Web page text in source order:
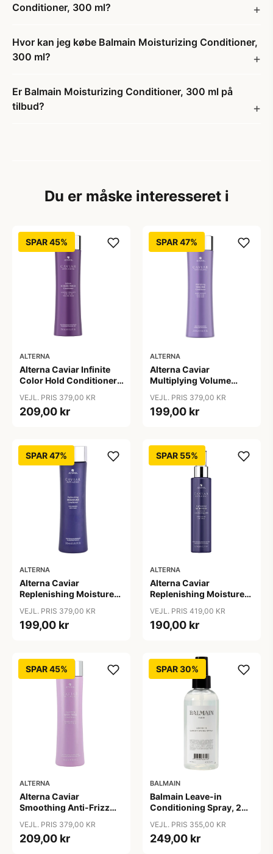
Conditioner, 300 ml?
Hvor kan jeg købe Balmain Moisturizing Conditioner,
300 ml?
Er Balmain Moisturizing Conditioner, 300 ml på
tilbud?
Du er måske interesseret i
SPAR 45%
ALTERNA
Alterna Caviar Infinite
Color Hold Conditioner,
VEJL. PRIS 379,00 KR
209,00 kr
SPAR 47%
ALTERNA
Alterna Caviar
Multiplying Volume
VEJL. PRIS 379,00 KR
199,00 kr
SPAR 47%
ALTERNA
Alterna Caviar
Replenishing Moisture
VEJL. PRIS 379,00 KR
199,00 kr
SPAR 55%
ALTERNA
Alterna Caviar
Replenishing Moisture
Milk, 147 ml
VEJL. PRIS 419,00 KR
190,00 kr
SPAR 45%
ALTERNA
Alterna Caviar
Smoothing Anti-Frizz
VEJL. PRIS 379,00 KR
209,00 kr
SPAR 30%
BALMAIN
Balmain Leave-in
Conditioning Spray, 200
VEJL. PRIS 355,00 KR
249,00 kr